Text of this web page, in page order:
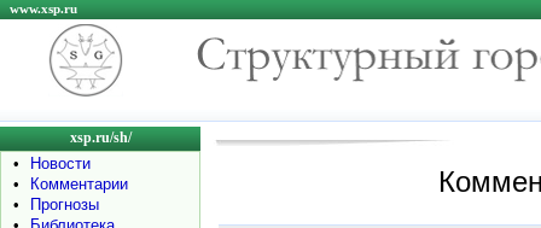
www.xsp.ru
xsp.ru/sh/
•
Новости
•
Комментарии
•
Прогнозы